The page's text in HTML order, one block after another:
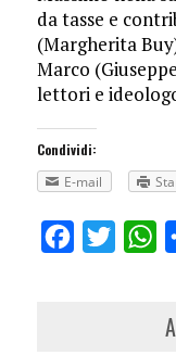
da tasse e
(Margherita
Marco
lettori e
Condividi:
E-mail
Facebook